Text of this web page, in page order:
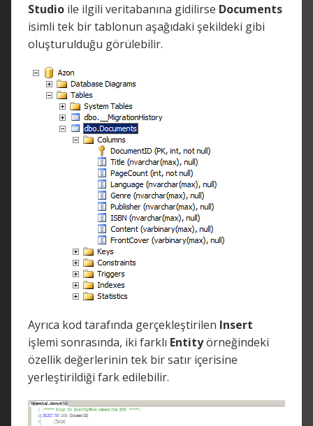
Studio ile ilgili veritabanına gidilirse Documents
isimli tek bir tablonun aşağıdaki şekildeki gibi
oluşturulduğu görülebilir.
Ayrıca kod tarafında gerçekleştirilen Insert
işlemi sonrasında, iki farklı Entityörneğindeki
özellik değerlerinin tek bir satır içerisine
yerleştirildiği fark edilebilir.